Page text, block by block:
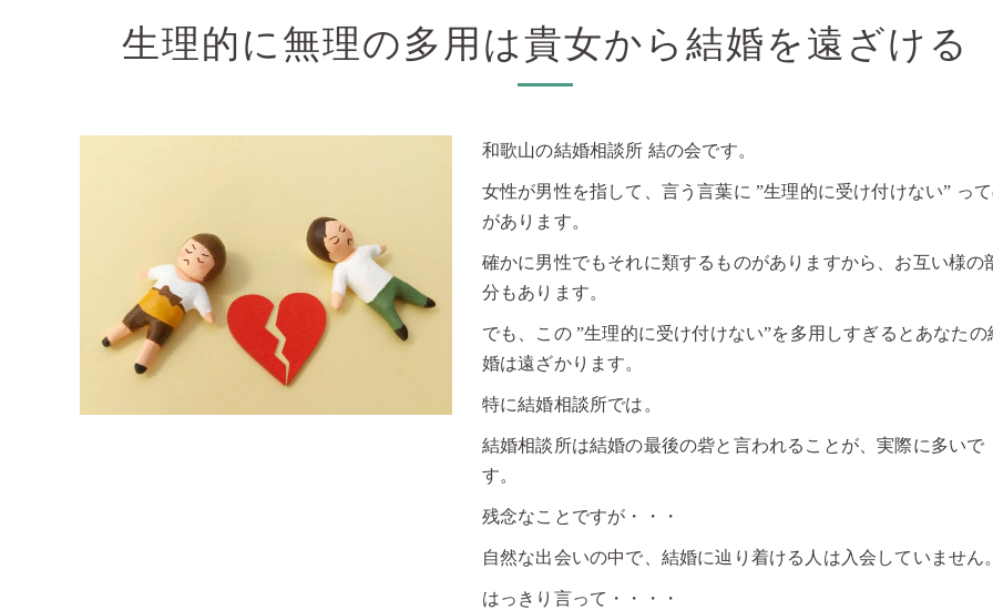
生理的に無理の多用は貴女から結婚を遠ざける
和歌山の結婚相談所 結の会です。
女性が男性を指して、言う言葉に ”生理的に受け付けない” っ
があります。
確かに男性でもそれに類するものがありますから、お互い様の
分もあります。
でも、この ”生理的に受け付けない”を多用しすぎるとあなたの
婚は遠ざかります。
特に結婚相談所では。
結婚相談所は結婚の最後の砦と言われることが、実際に多いで
す。
残念なことですが・・・
自然な出会いの中で、結婚に辿り着ける人は入会していません。
はっきり言って・・・・